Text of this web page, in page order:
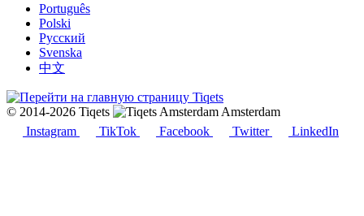
Português
Polski
Русский
Svenska
中文
© 2014-2026 Tiqets
Amsterdam
Instagram
TikTok Facebook Twitter LinkedIn